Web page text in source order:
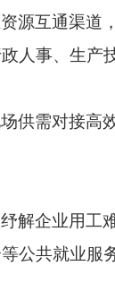
源互通渠道
人事、 生产
供需对接高
解企业用工
公共就业服